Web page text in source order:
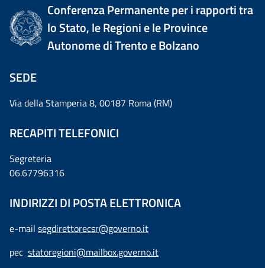
Conferenza Permanente per i rapporti tra
lo Stato, le Regioni e le Province
Autonome di Trento e Bolzano
SEDE
Via della Stamperia 8, 00187 Roma (RM)
RECAPITI TELEFONICI
Segreteria
06.67796316
INDIRIZZI DI POSTA ELETTRONICA
e-mail segdirettorecsr@governo.it
pec statoregioni@mailbox.governo.it